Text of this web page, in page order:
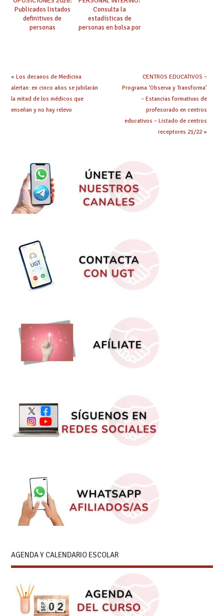
Publicados listados
definitivos de
personas
Consulta la
estadísticas de
personas en bolsa por
« Los decanos de Medicina
alertan: en cinco años se jubilarán
la mitad de los médicos que
enseñan y no hay relevo
CENTROS EDUCATIVOS –
Programa ‘Observa y Transforma’
– Estancias formativas de
profesorado en centros
educativos – Listado de centros
receptores 21/22»
AGENDA Y CALENDARIO ESCOLAR